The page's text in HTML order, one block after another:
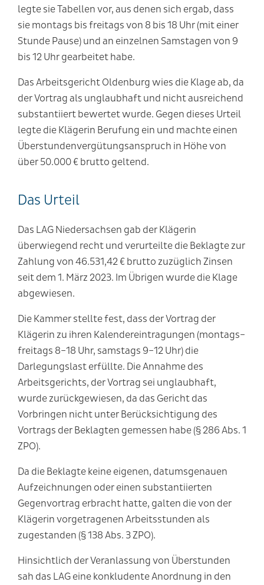
legte sie Tabellen vor, aus denen sich ergab, dass
sie montags bis freitags von 8 bis 18 Uhr (mit einer
Stunde Pause) und an einzelnen Samstagen von 9
bis 12 Uhr gearbeitet habe.
Das Arbeitsgericht Oldenburg wies die Klage ab, da
der Vortrag als unglaubhaft und nicht ausreichend
substantiiert bewertet wurde. Gegen dieses Urteil
legte die Klägerin Berufung ein und machte einen
Überstundenvergütungsanspruch in Höhe von
über 50.000 € brutto geltend.
Das Urteil
Das LAG Niedersachsen gab der Klägerin
überwiegend recht und verurteilte die Beklagte zur
Zahlung von 46.531,42 € brutto zuzüglich Zinsen
seit dem 1. März 2023. Im Übrigen wurde die Klage
abgewiesen.
Die Kammer stellte fest, dass der Vortrag der
Klägerin zu ihren Kalendereintragungen (montags–
freitags 8–18 Uhr, samstags 9–12 Uhr) die
Darlegungslast erfüllte. Die Annahme des
Arbeitsgerichts, der Vortrag sei unglaubhaft,
wurde zurückgewiesen, da das Gericht das
Vorbringen nicht unter Berücksichtigung des
Vortrags der Beklagten gemessen habe (§ 286 Abs. 1
ZPO).
Da die Beklagte keine eigenen, datumsgenauen
Aufzeichnungen oder einen substantiierten
Gegenvortrag erbracht hatte, galten die von der
Klägerin vorgetragenen Arbeitsstunden als
zugestanden (§ 138 Abs. 3 ZPO).
Hinsichtlich der Veranlassung von Überstunden
sah das LAG eine konkludente Anordnung in den